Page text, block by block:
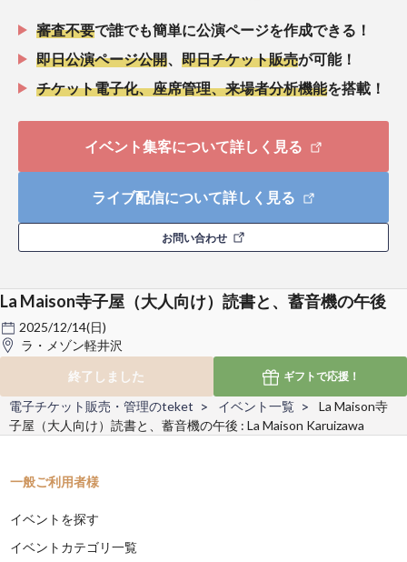
審査不要で誰でも簡単に公演ページを作成できる！
即日公演ページ公開
即日チケット販売が可能！
チケット電子化、座席管理、来場者分析機能を搭載！
イベント集客について詳しく見る
ライブ配信について詳しく見る
お問い合わせ
La Maison寺子屋（大人向け）読書と、蓄音機の午後
2025/12/14(日)
ラ・メゾン軽井沢
終了しました
ギフトで応援！
電子チケット販売・管理のteket イベント一覧
La Maison寺
子屋（大人向け）読書と、蓄音機の午後 : La Maison Karuizawa
一般ご利用者様
イベントを探す
イベントカテゴリ一覧